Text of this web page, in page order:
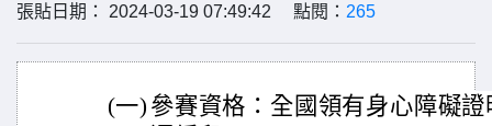
張貼日期： 2024-03-19 07:49:42 點閱： 265
(一) 參賽資格：全國領有身心障礙